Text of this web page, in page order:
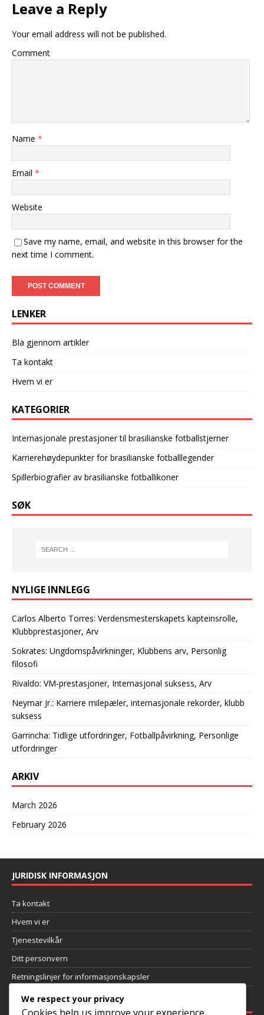
Leave a Reply
Your email address will not be published.
Comment
Name *
Email *
Website
Save my name, email, and website in this browser for the
next time I comment.
LENKER
Bla gjennom artikler
Ta kontakt
Hvem vi er
KATEGORIER
Internasjonale prestasjoner til brasilianske fotballstjerner
Karrierehøydepunkter for brasilianske fotballlegender
Spillerbiografier av brasilianske fotballikoner
SØK
NYLIGE INNLEGG
Carlos Alberto Torres: Verdensmesterskapets kapteinsrolle,
Klubbprestasjoner, Arv
Sokrates: Ungdomspåvirkninger, Klubbens arv, Personlig
filosofi
Rivaldo: VM-prestasjoner, Internasjonal suksess, Arv
Neymar Jr.: Karriere milepæler, internasjonale rekorder, klubb
suksess
Garrincha: Tidlige utfordringer, Fotballpåvirkning, Personlige
utfordringer
ARKIV
March 2026
February 2026
JURIDISK INFORMASJON
Ta kontakt
Hvem vi er
Tjenestevilkår
Ditt personvern
Retningslinjer for informasjonskapsler
NYLIGE INNLEGG
We respect your privacy